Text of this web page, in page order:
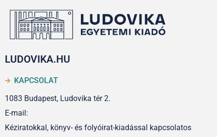
LUDOVIKA.HU
KAPCSOLAT
1083 Budapest, Ludovika tér 2.
E-mail:
Kéziratokkal, könyv- és folyóirat-kiadással kapcsolatos